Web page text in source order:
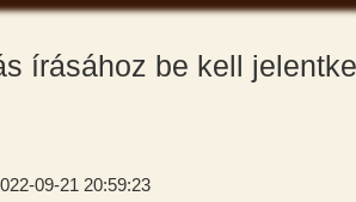
írásához be kell
09-21 20:59:23